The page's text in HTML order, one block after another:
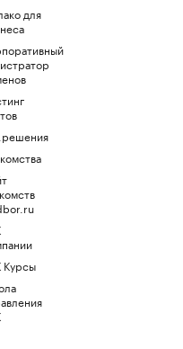
для
Курсы